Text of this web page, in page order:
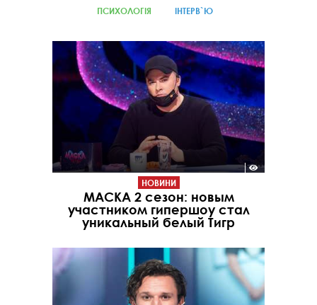
ПСИХОЛОГІЯ ІНТЕРВ`Ю
НОВИНИ
МАСКА 2 сезон: новым
участником гипершоу стал
уникальный белый Тигр